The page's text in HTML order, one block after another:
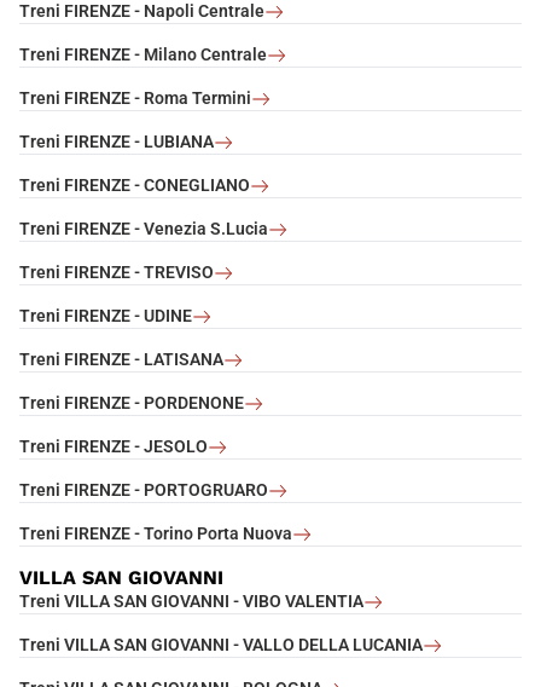
Treni FIRENZE - Napoli Centrale
Treni FIRENZE - Milano Centrale
Treni FIRENZE - Roma Termini
Treni FIRENZE - LUBIANA
Treni FIRENZE - CONEGLIANO
Treni FIRENZE - Venezia S.Lucia
Treni FIRENZE - TREVISO
Treni FIRENZE - UDINE
Treni FIRENZE - LATISANA
Treni FIRENZE - PORDENONE
Treni FIRENZE - JESOLO
Treni FIRENZE - PORTOGRUARO
Treni FIRENZE - Torino Porta Nuova
VILLA SAN GIOVANNI
Treni VILLA SAN GIOVANNI - VIBO VALENTIA
Treni VILLA SAN GIOVANNI - VALLO DELLA LUCANIA